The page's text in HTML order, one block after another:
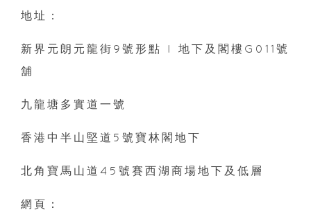
地址：
新界元朗元龍街9號形點 I 地下及閣樓G011號
舖
九龍塘多實道一號
香港中半山堅道5號寶林閣地下
北角寶馬山道45號賽西湖商場地下及低層
網頁：